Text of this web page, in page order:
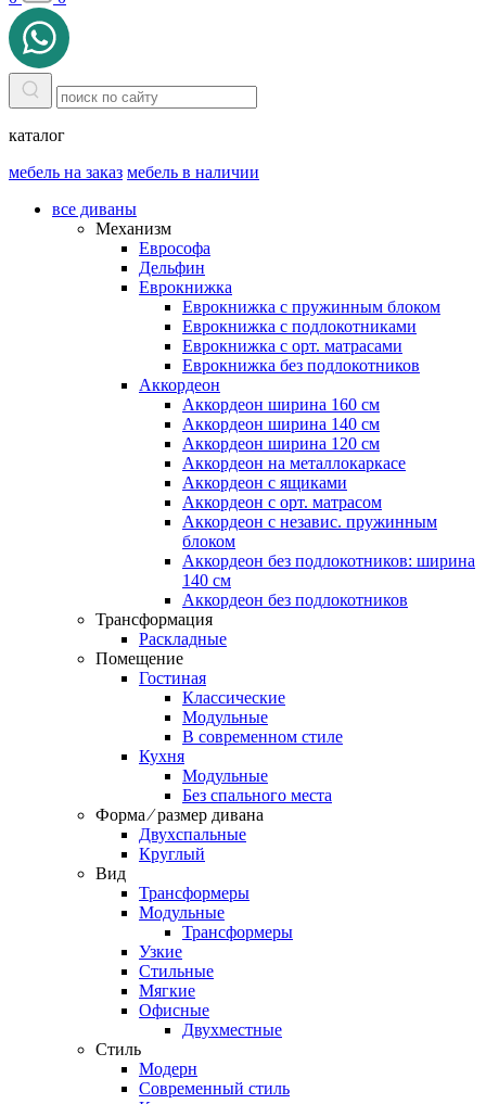
каталог
мебель на заказ мебель в наличии
все диваны
Механизм
Еврософа
Дельфин
Еврокнижка
Еврокнижка с пружинным блоком
Еврокнижка с подлокотниками
Еврокнижка с орт. матрасами
Еврокнижка без подлокотников
Аккордеон
Аккордеон ширина 160 см
Аккордеон ширина 140 см
Аккордеон ширина 120 см
Аккордеон на металлокаркасе
Аккордеон c ящиками
Аккордеон c орт. матрасом
Аккордеон c независ. пружинным
блоком
Аккордеон без подлокотников: ширина
140 см
Аккордеон без подлокотников
Трансформация
Раскладные
Помещение
Гостиная
Классические
Модульные
В современном стиле
Кухня
Модульные
Без спального места
Форма ⁄ размер дивана
Двухспальные
Круглый
Вид
Трансформеры
Модульные
Трансформеры
Узкие
Стильные
Мягкие
Офисные
Двухместные
Стиль
Модерн
Современный стиль